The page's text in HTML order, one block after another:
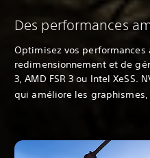
Des performances
Optimisez vos performances
redimensionnement et de
3, AMD FSR 3 ou Intel XeSS.
qui améliore les